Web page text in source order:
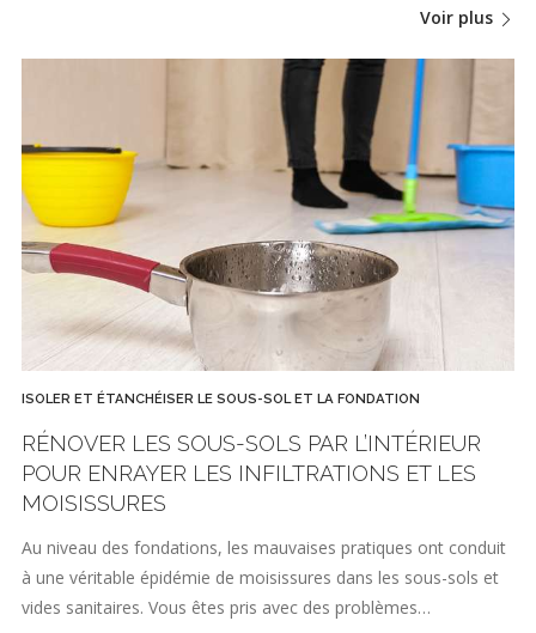
Voir plus
ISOLER ET ÉTANCHÉISER LE SOUS-SOL ET LA FONDATION
RÉNOVER LES SOUS-SOLS PAR L’INTÉRIEUR
POUR ENRAYER LES INFILTRATIONS ET LES
MOISISSURES
Au niveau des fondations, les mauvaises pratiques ont conduit
à une véritable épidémie de moisissures dans les sous-sols et
vides sanitaires. Vous êtes pris avec des problèmes…